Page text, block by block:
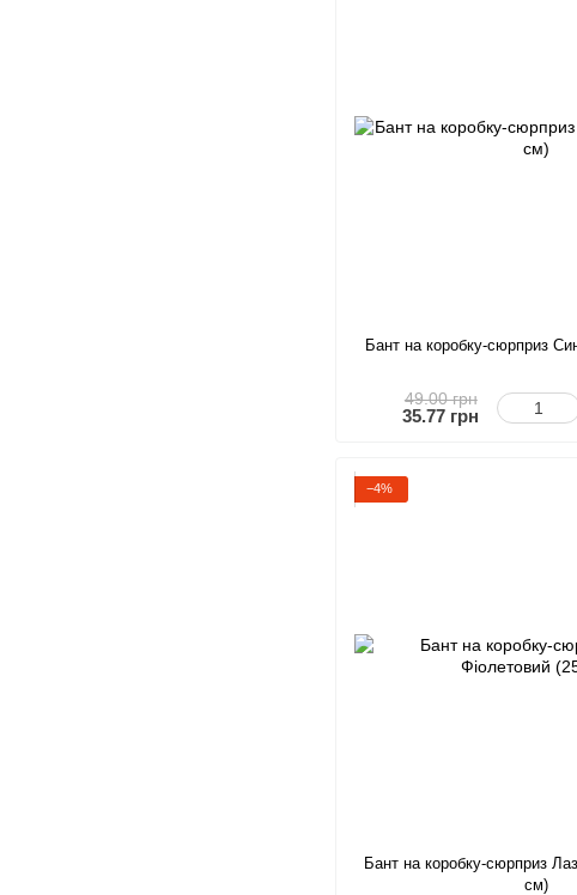
Бант на коробку-сюрприз
49.00 грн
35.77 грн
−4%
Бант на коробку-сюрприз
см)